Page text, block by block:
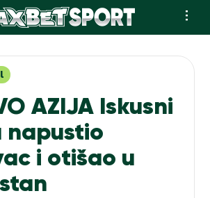
AZIJA Iskusni
napustio
i otišao u